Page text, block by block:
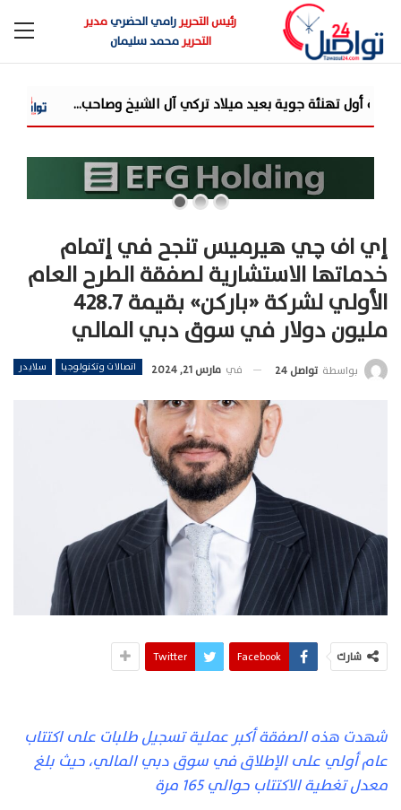
رئيس التحريررامي الحضريمدير
التحريرمحمد سليمان
تركي آل الشيخ وصاحب... «مرصد الذهب»: ارتفاعات قوية في أسعار
إي اف چي هيرميس تنجح في إتمام
خدماتها الاستشارية لصفقة الطرح العام
الأولي لشركة «باركن» بقيمة 428.7
مليون دولار في سوق دبي المالي
اتصالات وتكنولوجيا سلايدر بواسطة تواصل 24 في مارس 21, 2024
شارك Facebook
Twitter
شهدت هذه الصفقة أكبر عملية تسجيل طلبات على اكتتاب
عام أولي على الإطلاق في سوق دبي المالي، حيث بلغ
معدل تغطية الاكتتاب حوالي 165 مرة